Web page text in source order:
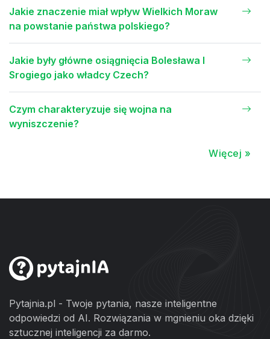
Jakie znaczenie miał wpływ Wielkich Moraw
na powstanie państwa polskiego?
Jakie były główne osiągnięcia Bolesława I
Srogiego jako władcy Czech?
Czym charakteryzuje się wojna na
wyniszczenie?
Więcej »
Pytajnia.pl - Twoje pytania, nasze inteligentne
odpowiedzi od AI. Rozwiązania w mgnieniu oka dzięki
sztucznej inteligencji za darmo.